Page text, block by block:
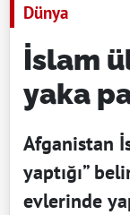
Dünya
İslam
yaka
Afganistan
yaptığı”
evlerinde